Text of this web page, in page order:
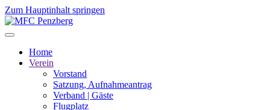
Zum Hauptinhalt springen
Home
Verein
Vorstand
Satzung, Aufnahmeantrag
Verband | Gäste
Flugplatz